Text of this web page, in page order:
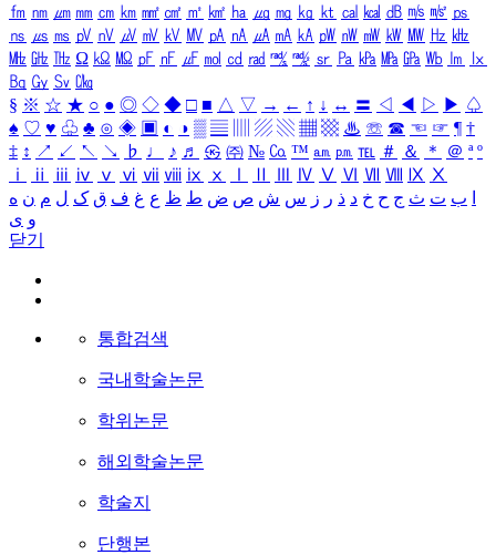
㎙ ㎚ ㎛ ㎜ ㎝ ㎞ ㎟ ㎠ ㎡ ㎢ ㏊ ㎍ ㎎ ㎏ ㏏ ㎈ ㎉ ㏈ ㎧ ㎨ ㎰
㎱ ㎲ ㎳ ㎴ ㎵ ㎶ ㎷ ㎸ ㎹ ㎀ ㎁ ㎂ ㎃ ㎄ ㎺ ㎻ ㎽ ㎾ ㎿ ㎐ ㎑
㎒ ㎓ ㎔ Ω ㏀ ㏁ ㎊ ㎋ ㎌ ㏖ ㏅ ㎭ ㎮ ㎯ ㏛ ㎩ ㎪ ㎫ ㎬ ㏝ ㏐
㏓
㏃ ㏉ ㏜ ㏆
§ ※ ☆ ★ ○ ● ◎ ◇ ◆ □ ■ △ ▽ → ← ↑ ↓ ↔ 〓 ◁ ◀ ▷ ▶ ♤
♠ ♡ ♥ ♧ ♣ ⊙ ◈ ▣ ◐ ◑ ▒ ▤ ▨ ▧ ▦ ▩ ♨ ☏ ☎ ☜ ☞ ¶ †
‡ ↕ ↗ ↙ ↖ ↘ ♭ ♩ ♪ ♬ ㉿ ㈜ № ㏇ ™ ㏂ ㏘ ℡ ＃ ＆ ＊ ＠ ª º
ⅰ
ⅱ ⅲ ⅳ ⅴ ⅵ ⅶ ⅷ ⅸ ⅹ Ⅳ Ⅴ Ⅵ Ⅶ Ⅷ Ⅸ Ⅹ
ب ت ث ج ح خ د ذ ر ز س ش ص ض ط ظ ع غ ف ق ک ل م ن ه
و ی
닫기
통합검색
국내학술논문
학위논문
해외학술논문
학술지
단행본